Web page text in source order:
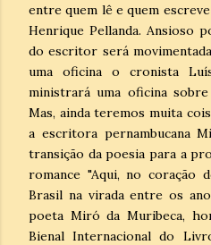
entre quem lê e quem
Henrique Pellanda. Ansioso
do escritor será
uma oficina o cronista
ministrará uma oficina
Mas, ainda teremos muita
a escritora pernambucana
transição da poesia para a
romance "Aqui, no coração
Brasil na virada entre os
poeta Miró da Muribeca,
Bienal Internacional do